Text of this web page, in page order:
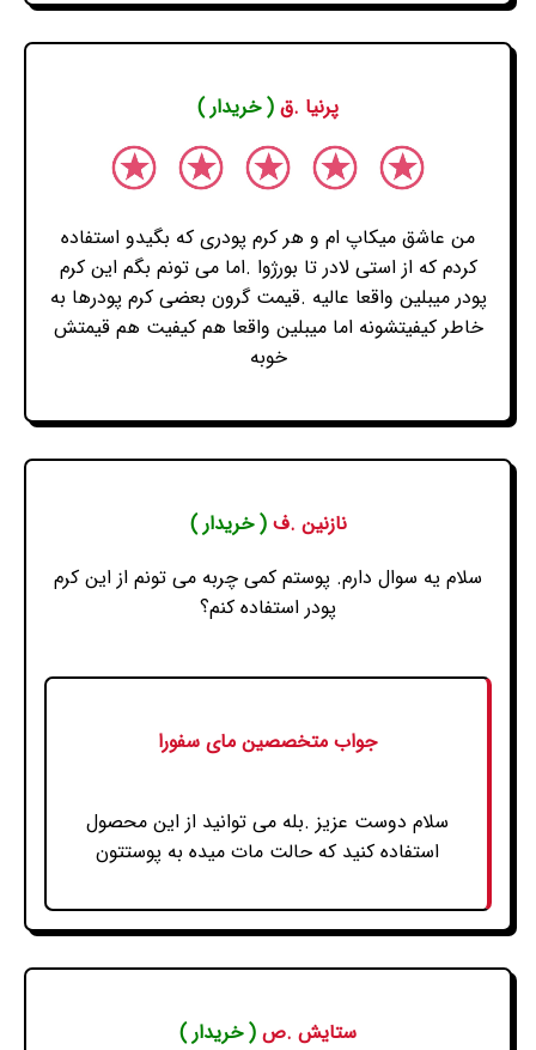
پرنیا .ق ( خریدار )
من عاشق میکاپ ام و هر کرم پودری که بگیدو استفاده
کردم که از استی لادر تا بورژوا .اما می تونم بگم این کرم
پودر میبلین واقعا عالیه .قیمت گرون بعضی کرم پودرها به
خاطر کیفیتشونه اما میبلین واقعا هم کیفیت هم قیمتش
خوبه
نازنین .ف( خریدار )
سلام یه سوال دارم. پوستم کمی چربه می تونم از این کرم
پودر استفاده کنم؟
جواب متخصصین مای سفورا
سلام دوست عزیز .بله می توانید از این محصول
استفاده کنید که حالت مات میده به پوستتون
ستایش .ص ( خریدار )